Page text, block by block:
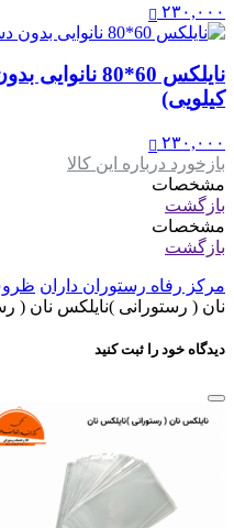
۲۳۰,۰۰۰
کیلویی)
۲۳۰,۰۰۰
بازخورد درباره این کالا
مشخصات
بازگشت
مشخصات
بازگشت
مرکز رفاه رستوران داران
نان ( رستورانی )نایلکس نان (
دیدگاه خود را ثبت کنید